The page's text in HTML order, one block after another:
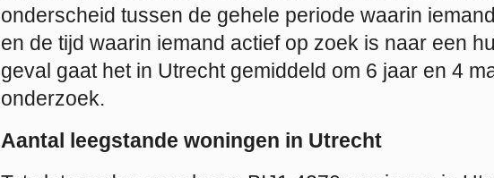
onderscheid tussen de gehele periode waarin
en de tijd waarin iemand actief op zoek is naar een
geval gaat het in Utrecht gemiddeld om 6 jaar en 4
onderzoek.
Aantal leegstande woningen in Utrecht